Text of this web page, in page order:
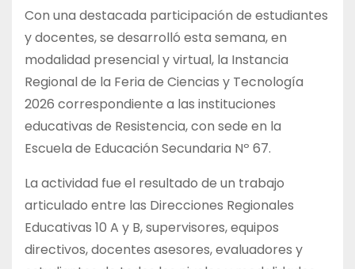
Con una destacada participación de estudiantes
y docentes, se desarrolló esta semana, en
modalidad presencial y virtual, la Instancia
Regional de la Feria de Ciencias y Tecnología
2026 correspondiente a las instituciones
educativas de Resistencia, con sede en la
Escuela de Educación Secundaria Nº 67.
La actividad fue el resultado de un trabajo
articulado entre las Direcciones Regionales
Educativas 10 A y B, supervisores, equipos
directivos, docentes asesores, evaluadores y